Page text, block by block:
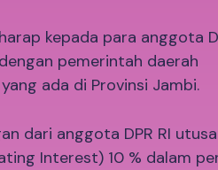
kepada para anggota
pemerintah daerah
ada di Provinsi Jambi.
dari anggota DPR RI
Interest) 10 % dalam